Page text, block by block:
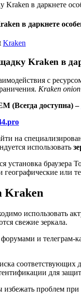
в даркнете
в даркнете
Kraken
Kraken в
с
Kraken onion
доступна) –
на
использовать
установка
географические или
Kraken
использовать
свежие зеркала.
форумами и телеграм-
соответствующих
для
избежать проблем